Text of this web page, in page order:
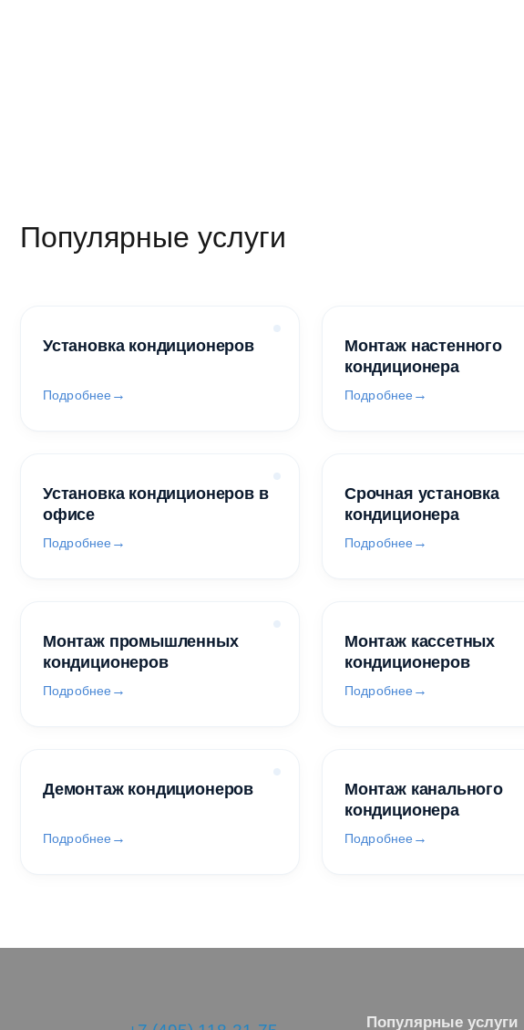
Популярные услуги
Установка кондиционеров
Подробнее
Монтаж настенного
кондиционера
Подробнее
Установка кондиционеров в
офисе
Подробнее
Срочная установка
кондиционера
Подробнее
Монтаж промышленных
кондиционеров
Подробнее
Монтаж кассетных
кондиционеров
Подробнее
Демонтаж кондиционеров
Подробнее
Монтаж канального
кондиционера
Подробнее
Популярные услуги